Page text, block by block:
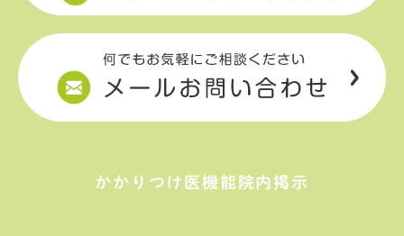
かかりつけ医機能院内掲示